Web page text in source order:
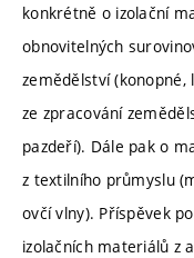
konkrétně o izolační
obnovitelných
zemědělství
ze zpracování
pazdeří). Dále pak o
z textilního průmyslu
ovčí vlny). Příspěvek
izolačních materiálů z